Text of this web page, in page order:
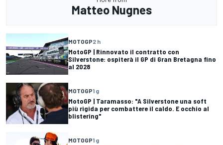
Matteo Nugnes
MOTOGP2 h
MotoGP | Rinnovato il contratto con
Silverstone: ospiterà il GP di Gran Bretagna fino
al 2028
MOTOGP1 g
MotoGP | Taramasso: "A Silverstone una soft
più rigida per combattere il caldo. E occhio al
blistering"
MOTOGP1 g